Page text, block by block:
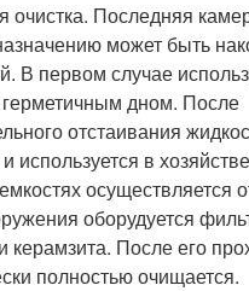
очистка. Последняя
может быть
В первом случае
герметичным дном. После
отстаивания
используется в
осуществляется
оборудуется
керамзита. После его
полностью очищается.